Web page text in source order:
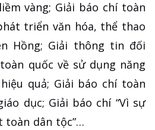
vàng; Giải báo chí toàn
triển văn hóa, thể thao
Hồng; Giải thông tin đối
quốc về sử dụng năng
quả; Giải báo chí toàn
dục; Giải báo chí “Vì sự
toàn dân tộc”…